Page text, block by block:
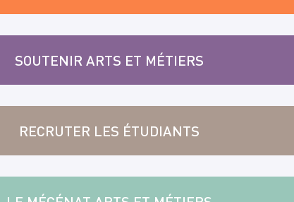
SOUTENIR ARTS ET MÉTIERS
RECRUTER LES ÉTUDIANTS